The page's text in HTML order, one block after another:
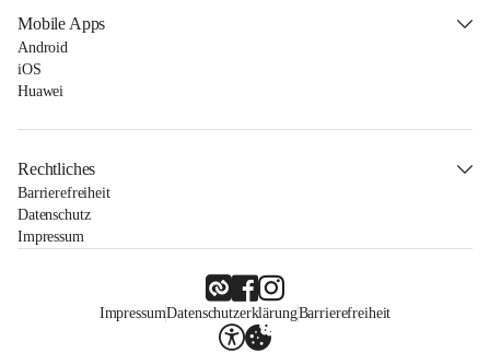
Mobile Apps
Android
iOS
Huawei
Rechtliches
Barrierefreiheit
Datenschutz
Impressum
ImpressumDatenschutzerklärungBarrierefreiheit